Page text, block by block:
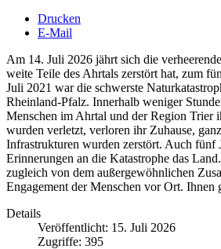
Drucken
E-Mail
Am 14. Juli 2026 jährt sich die
weite Teile des Ahrtals zerstört hat, zum
Juli 2021 war die schwerste
Rheinland-Pfalz. Innerhalb weniger
Menschen im Ahrtal und der Region Trier
wurden verletzt, verloren ihr Zuhause,
Infrastrukturen wurden zerstört. Auch fünf
Erinnerungen an die Katastrophe das
zugleich von dem außergewöhnlichen
Engagement der Menschen vor Ort. Ihnen
Details
Veröffentlicht: 15. Juli 2026
Zugriffe: 395